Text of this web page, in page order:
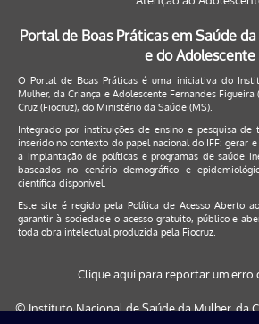
Portal de Boas Práticas em Saúde
e do Adolescente
O Portal de Boas Práticas é uma iniciativa do
Mulher, da Criança e Adolescente Fernandes
Cruz (Fiocruz), do Ministério da Saúde (MS).
Integrado por instituições de ensino e pesquisa
inserido no contexto do papel nacional do IFF: gerar
a implantação de políticas e programas de saúde
baseados no cenário demográfico e
científica disponível.
Este site é regido pela Política de Acesso Aberto
garantir à sociedade o acesso gratuito, público e
toda obra intelectual produzida pela Fiocruz.
Clique aqui para reportar um erro
© Instituto Nacional de Saúde da Mulher, da